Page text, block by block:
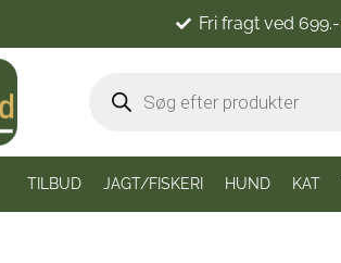
Fri fragt ved 699.-
TILBUD JAGT/FISKERI HUND KAT